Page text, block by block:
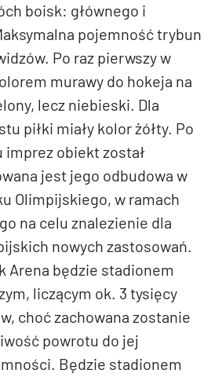
boisk: głównego i
pojemność trybun
Po raz pierwszy w
murawy do hokeja na
lecz niebieski. Dla
piłki miały kolor żółty. Po
imprez obiekt został
jest jego odbudowa w
Olimpijskiego, w ramach
na celu znalezienie dla
nowych zastosowań.
Arena będzie stadionem
liczącym ok. 3 tysięcy
choć zachowana zostanie
powrotu do jej
Będzie stadionem